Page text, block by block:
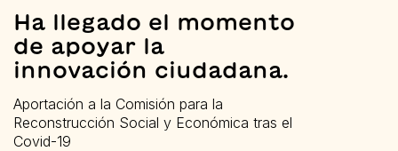
Ha llegado el momento
de apoyar la
innovación ciudadana.
Aportación a la Comisión para la
Reconstrucción Social y Económica tras el
Covid-19